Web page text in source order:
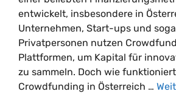
entwickelt, insbesondere in
Unternehmen, Start-ups und
Privatpersonen nutzen
Plattformen, um Kapital für
zu sammeln. Doch wie funktioniert
Crowdfunding in Österreich …